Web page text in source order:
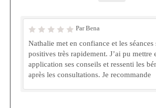
Par Bena
Nathalie met en confiance et les séances
positives très rapidement. J’ai pu mettre
application ses conseils et ressenti les
après les consultations. Je recommande